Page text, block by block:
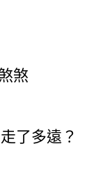
煞
了多遠？